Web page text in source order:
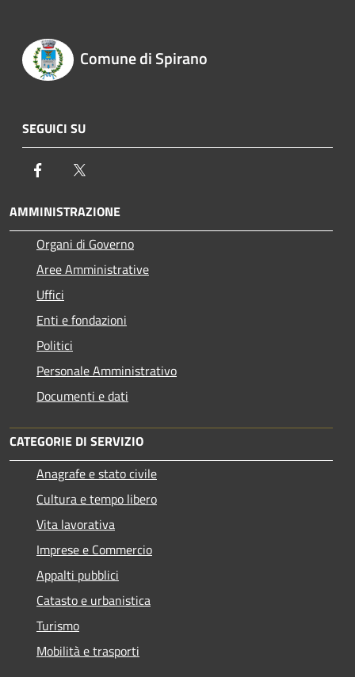
Comune di Spirano
SEGUICI SU
Facebook
AMMINISTRAZIONE
Organi di Governo
Aree Amministrative
Uffici
Enti e fondazioni
Politici
Personale Amministrativo
Documenti e dati
CATEGORIE DI SERVIZIO
Anagrafe e stato civile
Cultura e tempo libero
Vita lavorativa
Imprese e Commercio
Appalti pubblici
Catasto e urbanistica
Turismo
Mobilità e trasporti